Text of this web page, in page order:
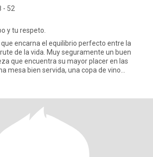
- 52
y tu respeto.
encarna el equilibrio perfecto entre la
de la vida. Muy seguramente un buen
que encuentra su mayor placer en las
mesa bien servida, una copa de vino